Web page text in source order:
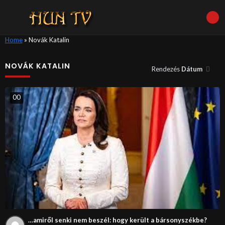
Home» Novák Katalin
NOVÁK KATALIN Rendezés Dátum
00
…amiről senki nem beszél: hogy került a bársonyszékbe?